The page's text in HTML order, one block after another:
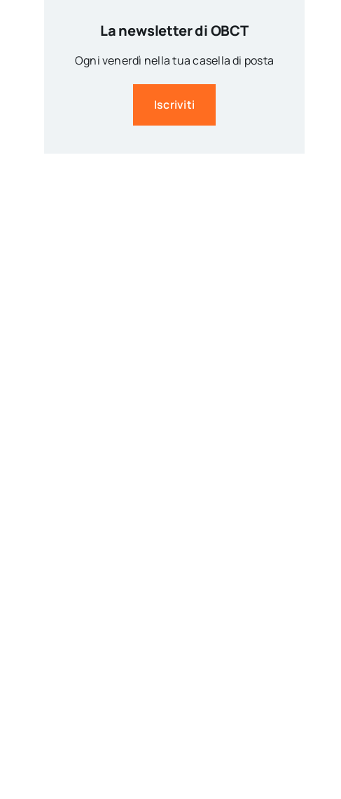
La newsletter di OBCT
Ogni venerdì nella tua casella di posta
Iscriviti